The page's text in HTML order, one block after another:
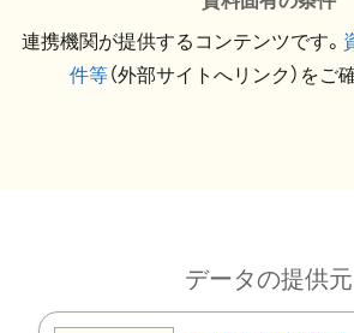
連携機関が提供するコンテンツです。
件等（外部サイトへリンク）をご
データの提供元